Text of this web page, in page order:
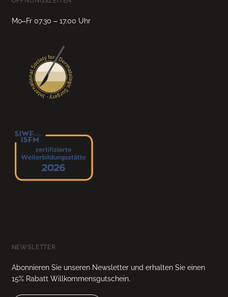
Mo–Fr 07.30 – 17.00 Uhr
NEWSLETTER
Abonnieren Sie unseren Newsletter und erhalten Sie einen
15% Rabatt Willkommensgutschein.